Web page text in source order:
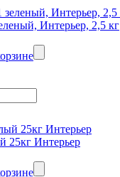
Интерьер, 2,5 кг
25кг Интерьер